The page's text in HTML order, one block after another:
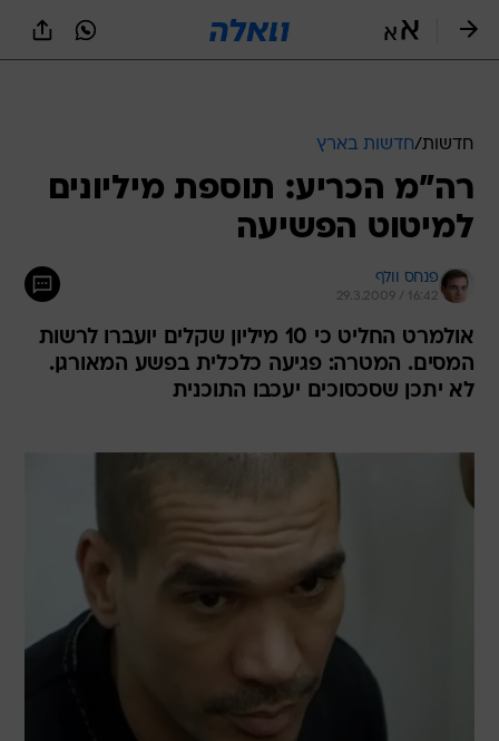
חדשות/חדשות בארץ
רה"מ הכריע: תוספת מיליונים
למיטוט הפשיעה
פנחס וולף
29.3.2009 / 16:42
אולמרט החליט כי 10 מיליון שקלים יועברו לרשות
המסים. המטרה: פגיעה כלכלית בפשע המאורגן.
לא יתכן שסכסוכים יעכבו התוכנית